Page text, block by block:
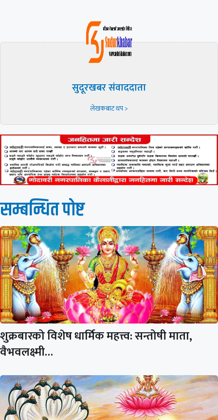
सुदूरखबर संवाददाता
लेखकबाट थप >
सम्बन्धित पाेष्ट
शुक्रबारको विशेष धार्मिक महत्त्व: सन्तोषी माता,
वैभवलक्ष्मी…